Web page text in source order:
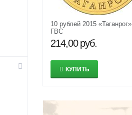
10 рублей 2015 «Таганрог»
ГВС
214,00 руб.
КУПИТЬ